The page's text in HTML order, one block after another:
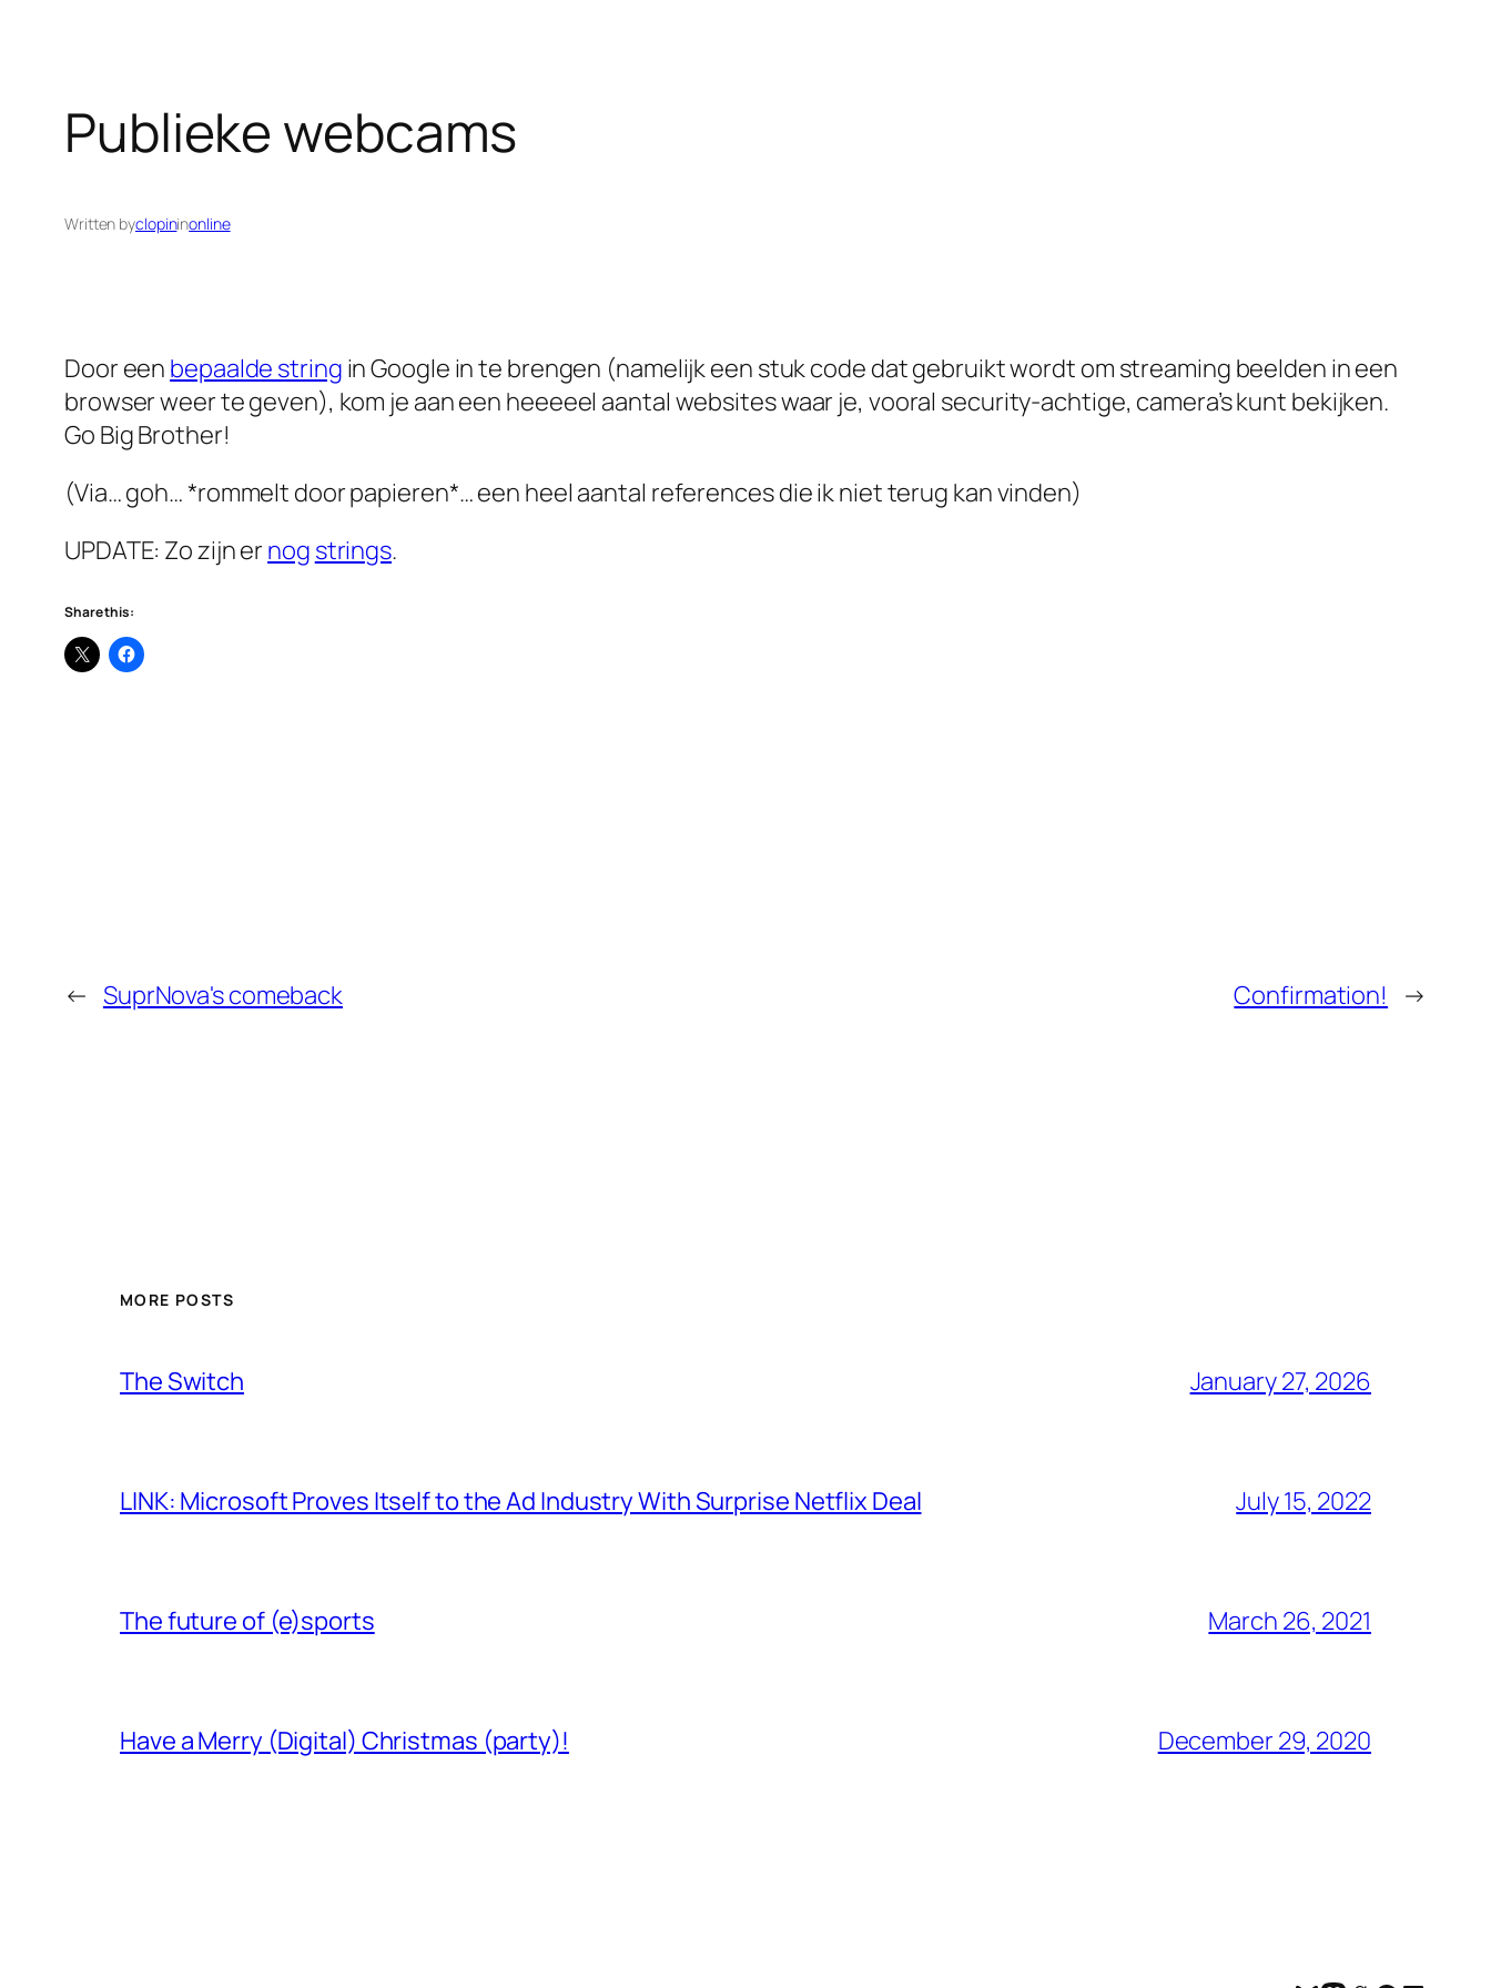
Publieke webcams
Written byclopininonline
Door een bepaalde string in Google in te brengen (namelijk een stuk code dat gebruikt wordt om streaming beelden in een
browser weer te geven), kom je aan een heeeeel aantal websites waar je, vooral security-achtige, camera’s kunt bekijken.
Go Big Brother!
(Via… goh… *rommelt door papieren*… een heel aantal references die ik niet terug kan vinden)
UPDATE: Zo zijn er nog strings.
Share this:
← SuprNova's comeback Confirmation! →
MORE POSTS
The Switch January 27, 2026
LINK: Microsoft Proves Itself to the Ad Industry With Surprise Netflix Deal July 15, 2022
The future of (e)sports March 26, 2021
Have a Merry (Digital) Christmas (party)! December 29, 2020